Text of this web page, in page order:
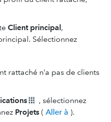
Client principal,
Sélectionnez
rattaché n’a pas de clients
, sélectionnez
Projets ( Aller à ).